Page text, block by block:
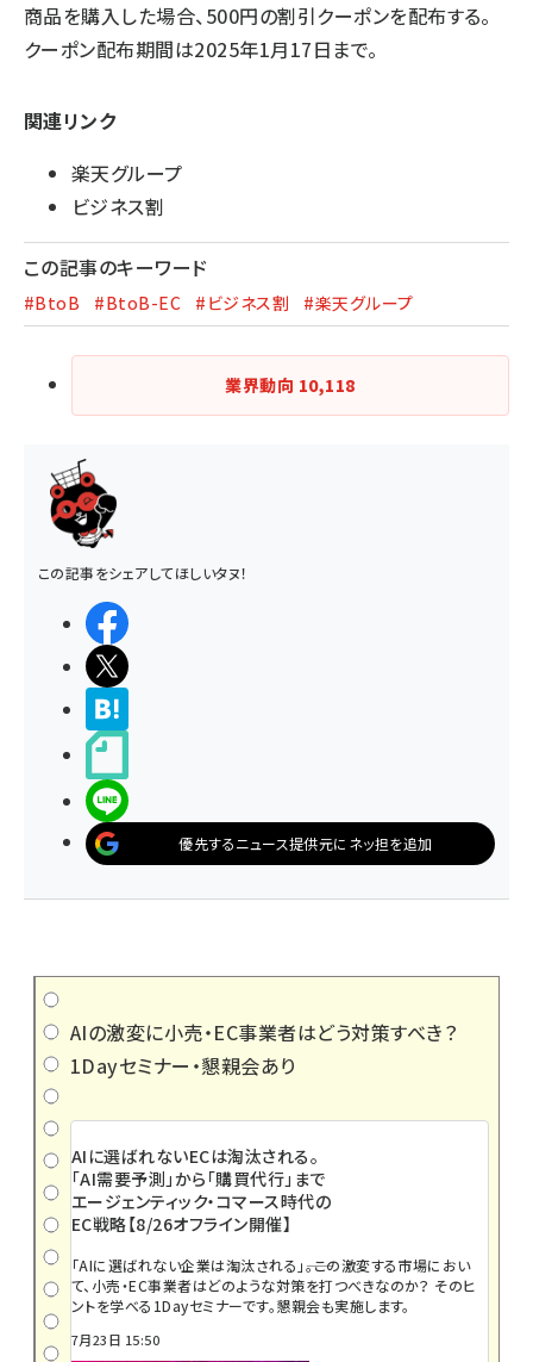
商品を購入した場合、500円の割引クーポンを配布する。
クーポン配布期間は2025年1月17日まで。
関連リンク
楽天グループ
ビジネス割
この記事のキーワード
#BtoB #BtoB-EC #ビジネス割 #楽天グループ
業界動向 10,118
この記事をシェアしてほしいタヌ！
優先するニュース提供元にネッ担を追加
AIの激変に小売・EC事業者はどう対策すべき？
1Dayセミナー・懇親会あり
AIに選ばれないECは淘汰される。
「AI需要予測」から「購買代行」まで
エージェンティック・コマース時代の
EC戦略【8/26オフライン開催】
「AIに選ばれない企業は淘汰される」――。この激変する市場におい
て、小売・EC事業者はどのような対策を打つべきなのか？ そのヒ
ントを学べる1Dayセミナーです。懇親会も実施します。
7月23日 15:50